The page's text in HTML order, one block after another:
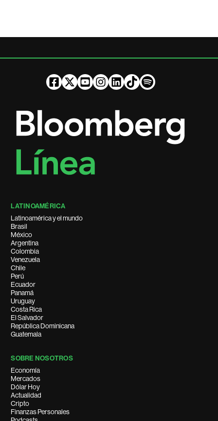
LATINOAMÉRICA
Latinoamérica y el mundo
Brasil
México
Argentina
Colombia
Venezuela
Chile
Perú
Ecuador
Panamá
Uruguay
Costa Rica
El Salvador
República Dominicana
Guatemala
SOBRE NOSOTROS
Economía
Mercados
Dólar Hoy
Actualidad
Cripto
Finanzas Personales